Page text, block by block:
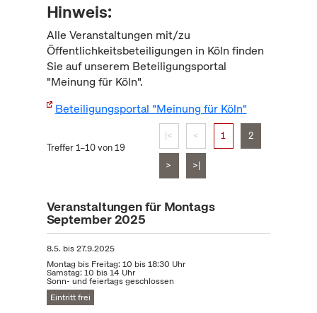
Hinweis:
Alle Veranstaltungen mit/zu
Öffentlichkeitsbeteiligungen in Köln finden
Sie auf unserem Beteiligungsportal
"Meinung für Köln".
Beteiligungsportal "Meinung für Köln"
Treffer 1–10 von 19
|< < 1 2
> >|
Veranstaltungen für Montags
September 2025
8.5. bis27.9.2025
Montag bis Freitag: 10 bis 18:30 Uhr
Samstag: 10 bis 14 Uhr
Sonn- und feiertags geschlossen
Eintritt frei